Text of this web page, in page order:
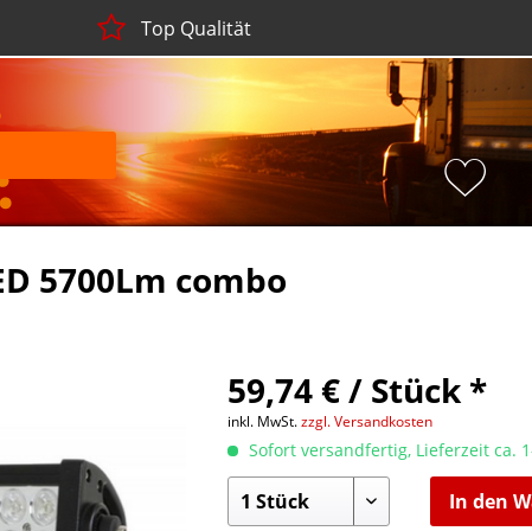
Top Qualität
5700Lm combo
59,74 € / Stück *
inkl. MwSt.zzgl. Versandkosten
Sofort versandfertig, Lieferzeit ca.
In den